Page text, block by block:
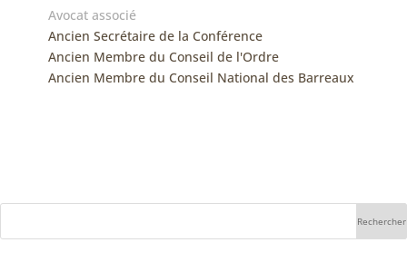
Avocat associé
Ancien Secrétaire de la Conférence
Ancien Membre du Conseil de l'Ordre
Ancien Membre du Conseil National des Barreaux